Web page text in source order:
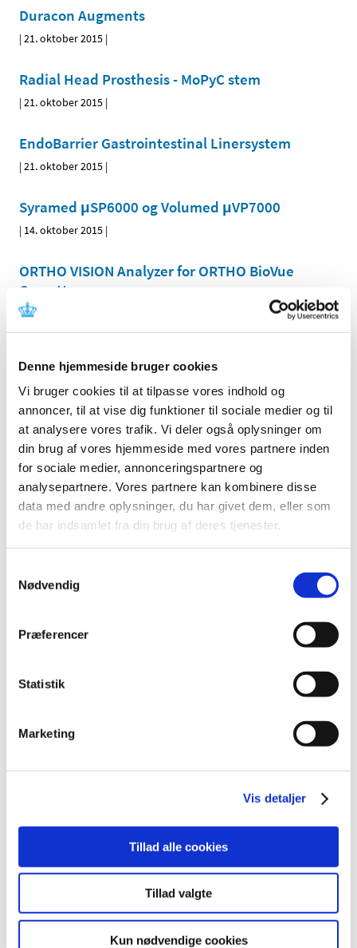
Denne hjemmeside bruger cookies
Vi bruger cookies til at tilpasse vores indhold og
annoncer, til at vise dig funktioner til sociale medier og til
at analysere vores trafik. Vi deler også oplysninger om
din brug af vores hjemmeside med vores partnere inden
for sociale medier, annonceringspartnere og
analysepartnere. Vores partnere kan kombinere disse
data med andre oplysninger, du har givet dem, eller som
de har indsamlet fra din brug af deres tjenester.
Nødvendig
Præferencer
Statistik
Marketing
Vis detaljer
Tillad alle cookies
Tillad valgte
Kun nødvendige cookies
Duracon Augments
|21. oktober 2015 |
Radial Head Prosthesis - MoPyC stem
|21. oktober 2015 |
EndoBarrier Gastrointestinal Linersystem
|21. oktober 2015 |
Syramed μSP6000 og Volumed μVP7000
| 14. oktober 2015 |
ORTHO VISION Analyzer for ORTHO BioVue
Cassettes
|13. oktober 2015
21. oktober 2015
Thunderbeat
|13. oktober 2015
Enzygnost Anti-VZV/IgG
|13. oktober 2015|
Philips Brilliance og Ingenuity Systemer
B2MIC
Kiwee Testikel Implantat & Vaginal Stent
2